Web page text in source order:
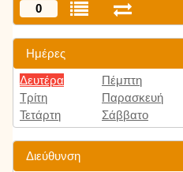
0
Ημέρες
Δευτέρα
Τρίτη
Τετάρτη
Πέμπτη
Παρασκευή
Σάββατο
Διεύθυνση